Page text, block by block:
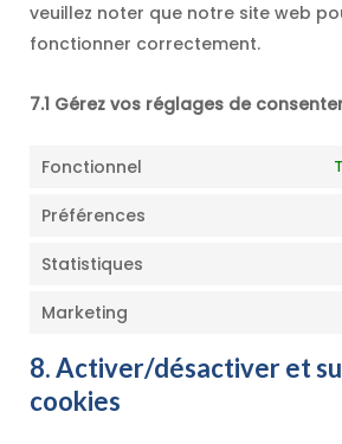
veuillez noter que notre site web
fonctionner correctement.
7.1 Gérez vos réglages de
Fonctionnel
Préférences
Statistiques
Marketing
8. Activer/désactiver et
cookies